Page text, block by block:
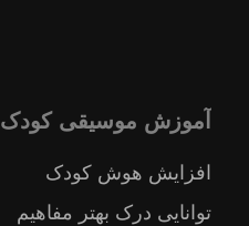
آموزش موسیقی کودک
افزایش هوش کودک
توانایی درک بهتر مفاهیم